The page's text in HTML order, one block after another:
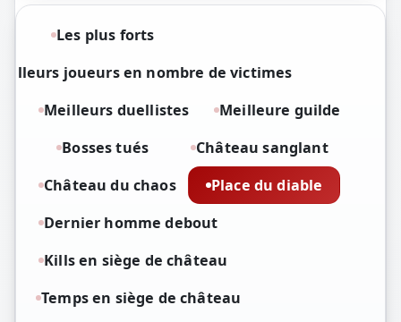
Les plus forts
joueurs en nombre de victimes
Meilleurs duellistes
Meilleure guilde
Bosses tués
Château sanglant
Château du chaos
Place du diable
Dernier homme debout
Kills en siège de château
Temps en siège de château